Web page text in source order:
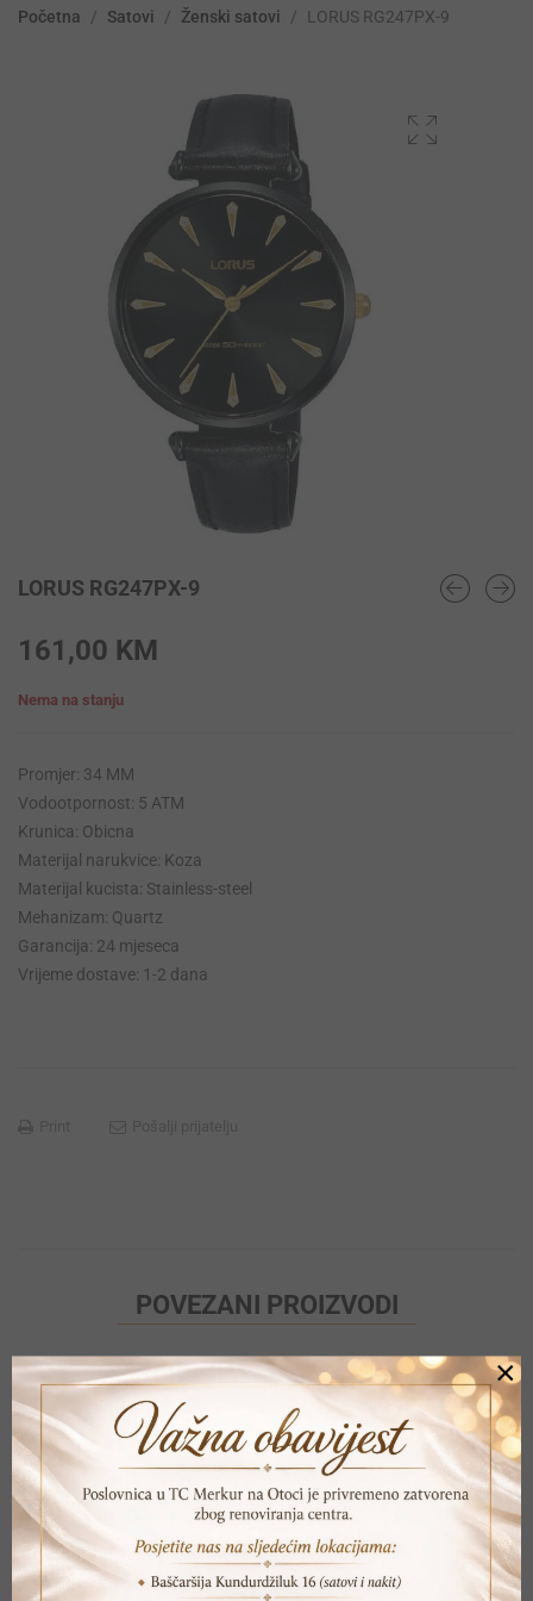
Početna / Satovi / Ženski satovi / LORUS RG247PX-9
LORUS RG247PX-9
161,00 KM
Nema na stanju
Promjer: 34 MM
Vodootpornost: 5 ATM
Krunica: Obicna
Materijal narukvice: Koza
Materijal kucista: Stainless-steel
Mehanizam: Quartz
Garancija: 24 mjeseca
Vrijeme dostave: 1-2 dana
POVEZANI PROIZVODI
×